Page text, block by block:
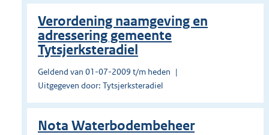
Verordening naamgeving en
adressering gemeente
Tytsjerksteradiel
Geldend van 01-07-2009 t/m heden
Uitgegeven door: Tytsjerksteradiel
Nota Waterbodembeheer